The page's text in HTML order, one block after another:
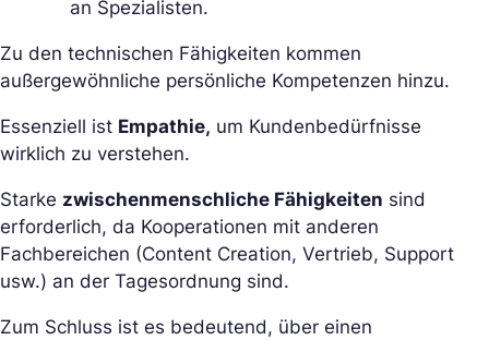
an Spezialisten.
Zu den technischen Fähigkeiten kommen
außergewöhnliche persönliche Kompetenzen hinzu.
Essenziell ist Empathie, um Kundenbedürfnisse
wirklich zu verstehen.
Starke zwischenmenschliche Fähigkeiten sind
erforderlich, da Kooperationen mit anderen
Fachbereichen (Content Creation, Vertrieb, Support
usw.) an der Tagesordnung sind.
Zum Schluss ist es bedeutend, über einen